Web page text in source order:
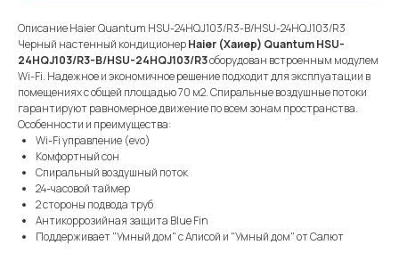
Описание Haier Quantum HSU-24HQJ103/R3-B/HSU-24HQJ103/R3
Черный настенный кондиционерHaier (Хаиер) Quantum HSU-
24HQJ103/R3-B/HSU-24HQJ103/R3оборудован встроенным модулем
Wi-Fi. Надежное и экономичное решение подходит для эксплуатации в
помещениях с общей площадью 70 м2. Спиральные воздушные потоки
гарантируют равномерное движение по всем зонам пространства.
Особенности и преимущества:
Wi-Fi управление (evo)
Комфортный сон
Спиральный воздушный поток
24-часовой таймер
2 стороны подвода труб
Антикоррозийная защита Blue Fin
Поддерживает "Умный дом" с Алисой и "Умный дом" от Салют